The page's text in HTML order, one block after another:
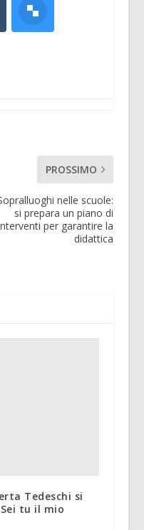
PROSSIMO
nelle scuole:
si prepara un piano di
per garantire la
didattica
Tedeschi si
tu il mio